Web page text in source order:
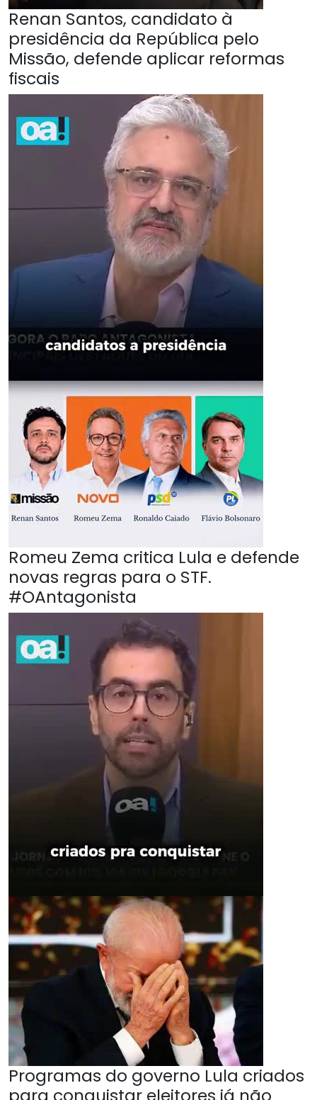
Renan Santos, candidato à
presidência da República pelo
Missão, defende aplicar reformas
fiscais
Romeu Zema critica Lula e defende
novas regras para o STF.
#OAntagonista
Programas do governo Lula criados